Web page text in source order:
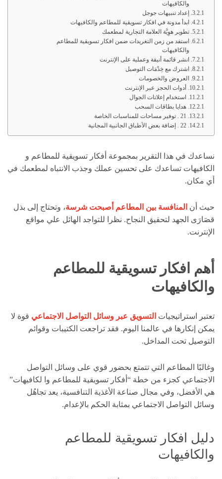
والكافيهات
إعداد تنبيهات جوجل
ابدأ مدونة في افكار تسويقية للمطاعم والكافيهات
تطوير هوِيَّة العلامة التجارية لمطعمك
استفد من زمن التغريدات ضمن افكار تسويقية للمطاعم
والكافيهات
انشر قائمة أنيقة وعملية على الإنترنت
اشترك مع خِدْمَات التوصيل
العروض والخصومات
أدوات الحجز عبر الإنترنت
استخدام إعلانات الجوال
هدايا بطاقات السحب
21 . توفير مساحات للمناسبات الخاصة
22 . إضافة بعض الأطباق الجانبية المجانية
نساعدك في هذا التقرير بمجموعة أفكار تسويقية للمطاعم و
الكافيهات تساعدك على تحسين عملك وجذب الانتباه لمطعمك في
أي مكان.
حيث أن المنافسة بين المطاعم أصبحت شرسة، وتحتاج إلى بذل
قصَارَى الجهد لتحقيق النجاح. نظرا للتواجد الهائل علي مواقع
الإنترنت.
أهم افكار تسويقية للمطاعم
والكافيهات
تعتبر استراتيجيات التسويق عبر وسائل التواصل الاجتماعي قوة لا
يمكن إنكارها في عالمنا اليوم. فقد تراجعت الكتيبات وقوائم
التوصيل تحت المداخل.
وغالبًا المطاعم التي تتمتع بحضور قوي على وسائل التواصل
الاجتماعي كجزء من خطة “أفكار تسويقية للمطاعم وا لكافيهات”
هي الأفضل، وفي مجال صناعة الأغذية التنافسية، يعد تجاهُل
وسائل التواصل الاجتماعي بمثابة الحكم بالإعدام.
دليل افكار تسويقية للمطاعم
والكافيهات